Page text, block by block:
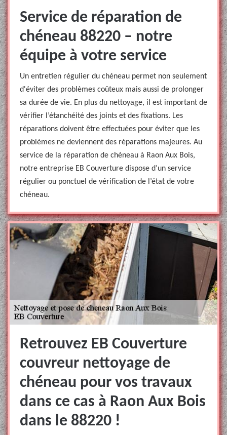
Service de réparation de
chéneau 88220 – notre
équipe à votre service
Un entretien régulier du chéneau permet non seulement
d'éviter des problèmes coûteux mais aussi de prolonger
sa durée de vie. En plus du nettoyage, il est important de
vérifier l’étanchéité des joints et des fixations. Les
réparations doivent être effectuées pour éviter que les
problèmes ne deviennent des réparations majeures. Au
service de la réparation de chéneau à Raon Aux Bois,
notre entreprise EB Couverture dispose d’un service
régulier ou ponctuel de vérification de l’état de votre
chéneau.
Retrouvez EB Couverture
couvreur nettoyage de
chéneau pour vos travaux
dans ce cas à Raon Aux Bois
dans le 88220 !